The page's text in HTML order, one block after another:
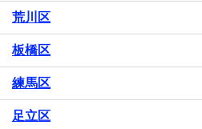
荒川区
板橋区
練馬区
足立区